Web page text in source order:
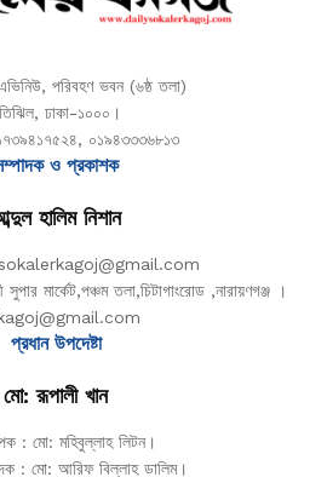
পরিবহণ ভবন (৬ষ্ঠ তলা)
ঢাকা-১০০০।
০১৯৪৩৩৩৬৮১৩
ও প্রকাশক
হালিম নিশান
মার্কেট,পঞ্চম তলা,চিটাগাংরোড ,নারায়ণগঞ্জ ।
প্রধান উপদেষ্টা
মো: রূপালী খান
: মো: মহিবুল্লাহ লিটন।
: মো: আরিফ বিল্লাহ ডালিম।